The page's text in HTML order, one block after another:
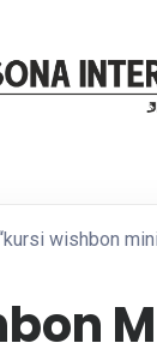
wishbon